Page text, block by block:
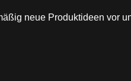
neue Produktideen vor